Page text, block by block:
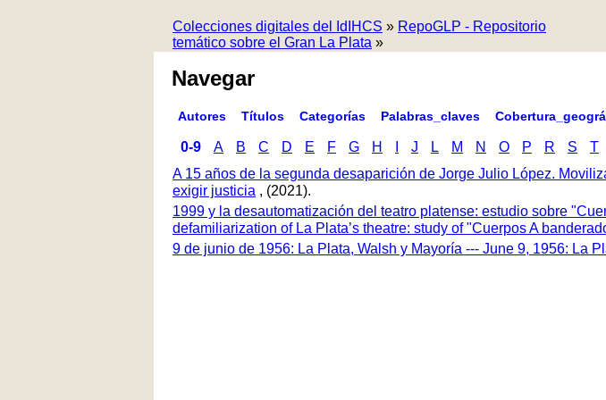
Colecciones digitales del IdIHCS » RepoGLP - Repositorio
temático sobre el Gran La Plata »
Navegar
Autores Títulos Categorías Palabras_claves
0-9 A B C D E F G H J L M N O P R S T
A 15 años de la segunda desaparición de Jorge Julio López.
exigir justicia , (2021).
1999 y la desautomatización del teatro platense: estudio sobre
defamiliarization of La Plata’s theatre: study of "Cuerpos A
9 de junio de 1956: La Plata, Walsh y Mayoría --- June 9, 1956: La